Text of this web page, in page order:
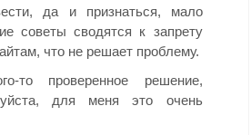
да и признаться, мало
советы сводятся к запрету
что не решает проблему.
то проверенное решение,
для меня это очень